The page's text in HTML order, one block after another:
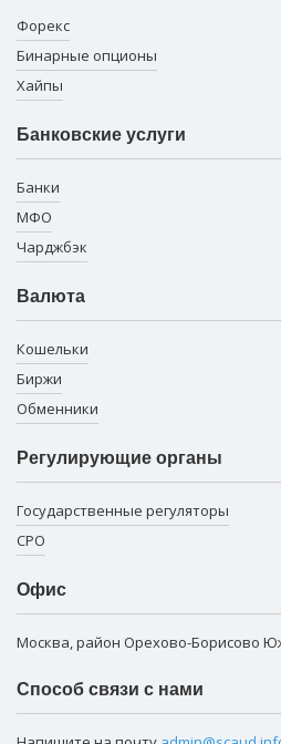
Форекс
Бинарные опционы
Хайпы
Банковские услуги
Банки
МФО
Чарджбэк
Валюта
Кошельки
Биржи
Обменники
Регулирующие органы
Государственные регуляторы
СРО
Офис
Москва, район Орехово-Борисово
Способ связи с нами